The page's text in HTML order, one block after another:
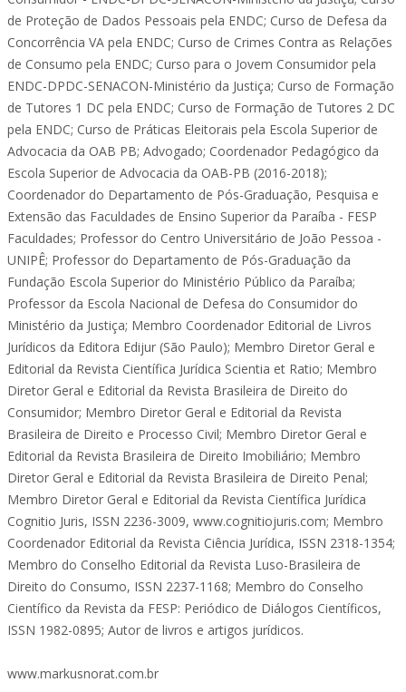
de Proteção de Dados Pessoais pela ENDC; Curso de Defesa da
Concorrência VA pela ENDC; Curso de Crimes Contra as Relações
de Consumo pela ENDC; Curso para o Jovem Consumidor pela
ENDC-DPDC-SENACON-Ministério da Justiça; Curso de Formação
de Tutores 1 DC pela ENDC; Curso de Formação de Tutores 2 DC
pela ENDC; Curso de Práticas Eleitorais pela Escola Superior de
Advocacia da OAB PB; Advogado; Coordenador Pedagógico da
Escola Superior de Advocacia da OAB-PB (2016-2018);
Coordenador do Departamento de Pós-Graduação, Pesquisa e
Extensão das Faculdades de Ensino Superior da Paraíba - FESP
Faculdades; Professor do Centro Universitário de João Pessoa -
UNIPÊ; Professor do Departamento de Pós-Graduação da
Fundação Escola Superior do Ministério Público da Paraíba;
Professor da Escola Nacional de Defesa do Consumidor do
Ministério da Justiça; Membro Coordenador Editorial de Livros
Jurídicos da Editora Edijur (São Paulo); Membro Diretor Geral e
Editorial da Revista Científica Jurídica Scientia et Ratio; Membro
Diretor Geral e Editorial da Revista Brasileira de Direito do
Consumidor; Membro Diretor Geral e Editorial da Revista
Brasileira de Direito e Processo Civil; Membro Diretor Geral e
Editorial da Revista Brasileira de Direito Imobiliário; Membro
Diretor Geral e Editorial da Revista Brasileira de Direito Penal;
Membro Diretor Geral e Editorial da Revista Científica Jurídica
Cognitio Juris, ISSN 2236-3009, www.cognitiojuris.com; Membro
Coordenador Editorial da Revista Ciência Jurídica, ISSN 2318-1354;
Membro do Conselho Editorial da Revista Luso-Brasileira de
Direito do Consumo, ISSN 2237-1168; Membro do Conselho
Científico da Revista da FESP: Periódico de Diálogos Científicos,
ISSN 1982-0895; Autor de livros e artigos jurídicos.
www.markusnorat.com.br